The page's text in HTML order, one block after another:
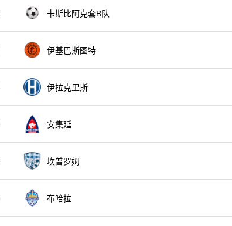
卡斯比阿克套B队
伊基巴斯图特
伊拉克里斯
安集延
坎普罗姆
布哈拉